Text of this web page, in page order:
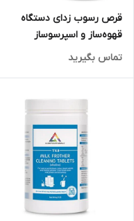
قرص رسوب زدای دستگاه
قهوه‌ساز و اسپرسوساز
تماس بگیرید